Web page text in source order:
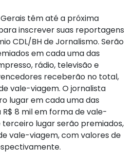
têm até a próxima
inscrever suas reportagens
CDL/BH de Jornalismo. Serão
em cada uma das
rádio, televisão e
receberão no total,
vale-viagem. O jornalista
lugar em cada uma das
8 mil em forma de vale-
terceiro lugar serão premiados,
vale-viagem, com valores de